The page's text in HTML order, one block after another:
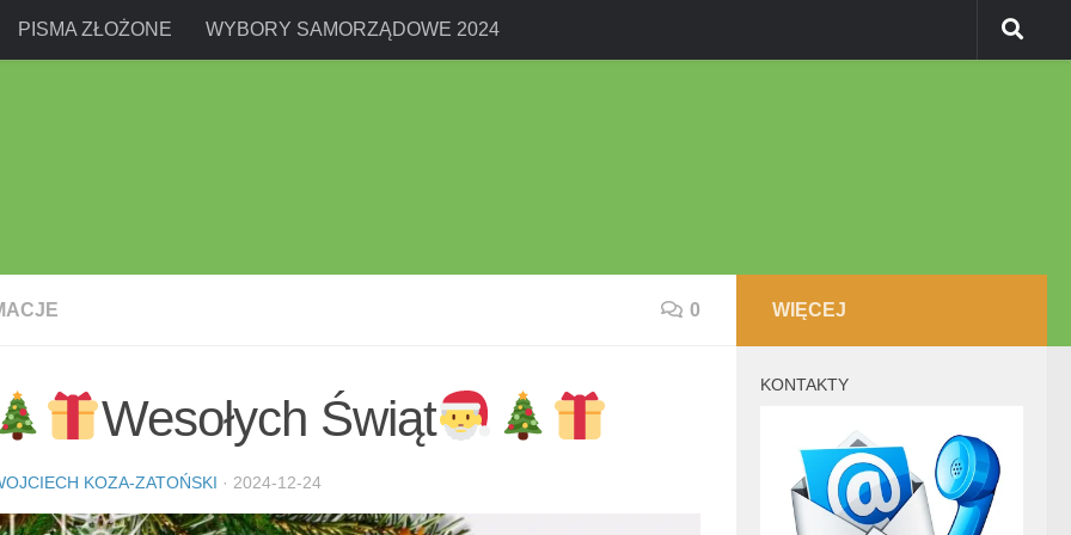
PISMA ZŁOŻONE WYBORY SAMORZĄDOWE 2024
0
Wesołych Świąt
KOZA-ZATOŃSKI · 2024-12-24
WIĘCEJ
KONTAKTY